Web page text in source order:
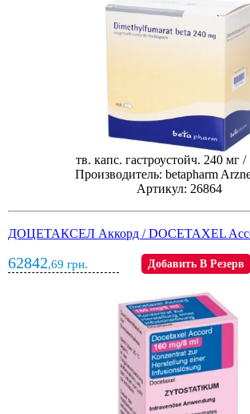
тв. капс. гастроустойч. 240 мг
Производитель: betapharm
Артикул: 26864
ДОЦЕТАКСЕЛ Аккорд / DOCETAXEL
62842,69 грн. Добавить В Резерв